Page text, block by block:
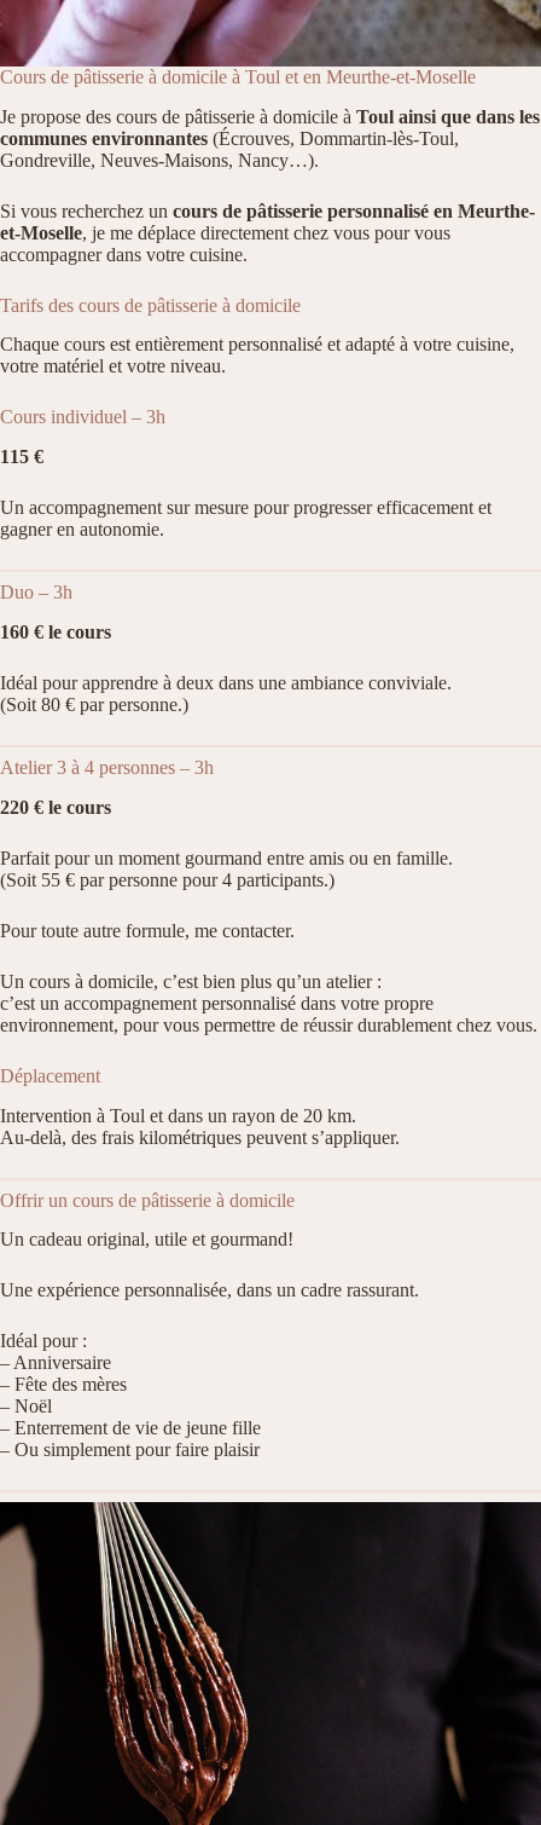
Cours de pâtisserie à domicile à Toul et en Meurthe-et-Moselle
Je propose des cours de pâtisserie à domicile à Toul ainsi que dans les
communes environnantes (Écrouves, Dommartin-lès-Toul,
Gondreville, Neuves-Maisons, Nancy…).
Si vous recherchez un cours de pâtisserie personnalisé en Meurthe-
et-Moselle, je me déplace directement chez vous pour vous
accompagner dans votre cuisine.
Tarifs des cours de pâtisserie à domicile
Chaque cours est entièrement personnalisé et adapté à votre cuisine,
votre matériel et votre niveau.
Cours individuel – 3h
115 €
Un accompagnement sur mesure pour progresser efficacement et
gagner en autonomie.
Duo – 3h
160 € le cours
Idéal pour apprendre à deux dans une ambiance conviviale.
(Soit 80 € par personne.)
Atelier 3 à 4 personnes – 3h
220 € le cours
Parfait pour un moment gourmand entre amis ou en famille.
(Soit 55 € par personne pour 4 participants.)
Pour toute autre formule, me contacter.
Un cours à domicile, c’est bien plus qu’un atelier :
c’est un accompagnement personnalisé dans votre propre
environnement, pour vous permettre de réussir durablement chez vous.
Déplacement
Intervention à Toul et dans un rayon de 20 km.
Au-delà, des frais kilométriques peuvent s’appliquer.
Offrir un cours de pâtisserie à domicile
Un cadeau original, utile et gourmand!
Une expérience personnalisée, dans un cadre rassurant.
Idéal pour :
– Anniversaire
– Fête des mères
– Noël
– Enterrement de vie de jeune fille
– Ou simplement pour faire plaisir